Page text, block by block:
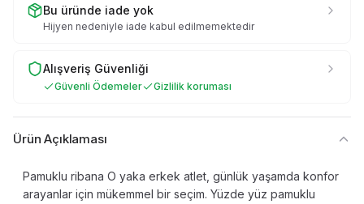
Bu üründe iade yok
Hijyen nedeniyle iade kabul edilmemektedir
Alışveriş Güvenliği
Güvenli Ödemeler Gizlilik koruması
Ürün Açıklaması
Pamuklu ribana O yaka erkek atlet, günlük yaşamda konfor
arayanlar için mükemmel bir seçim. Yüzde yüz pamuklu